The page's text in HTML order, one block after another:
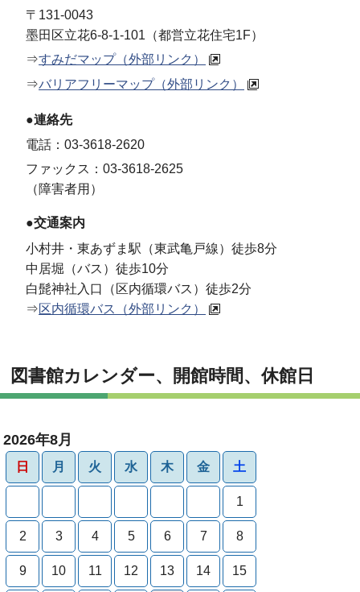
〒131-0043
墨田区立花6-8-1-101（都営立花住宅1F）
⇒すみだマップ（外部リンク）
⇒バリアフリーマップ（外部リンク）
●連絡先
電話：03-3618-2620
ファックス：03-3618-2625
（障害者用）
●交通案内
小村井・東あずま駅（東武亀戸線）徒歩8分
中居堀（バス）徒歩10分
白髭神社入口（区内循環バス）徒歩2分
⇒区内循環バス（外部リンク）
図書館カレンダー、開館時間、休館日
2026年8月
日 月 火 水 木 金 土
1
2 3 4 5 6 7 8
9 10 11 12 13 14 15